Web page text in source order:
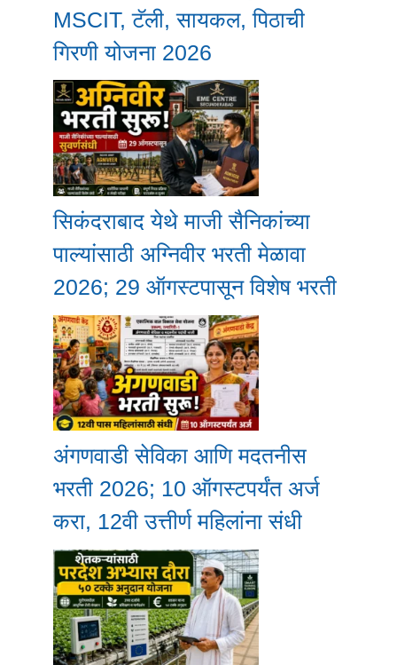
MSCIT, टॅली, सायकल, पिठाची
गिरणी योजना 2026
सिकंदराबाद येथे माजी सैनिकांच्या
पाल्यांसाठी अग्निवीर भरती मेळावा
2026; 29 ऑगस्टपासून विशेष भरती
अंगणवाडी सेविका आणि मदतनीस
भरती 2026; 10 ऑगस्टपर्यंत अर्ज
करा, 12वी उत्तीर्ण महिलांना संधी